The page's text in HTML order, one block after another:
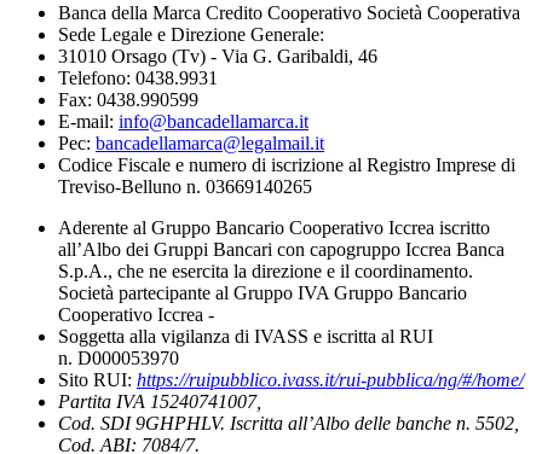
Banca della Marca Credito Cooperativo Società Cooperativa
Sede Legale e Direzione Generale:
31010 Orsago (Tv) - Via G. Garibaldi, 46
Telefono: 0438.9931
Fax: 0438.990599
E-mail: info@bancadellamarca.it
Pec: bancadellamarca@legalmail.it
Codice Fiscale e numero di iscrizione al Registro Imprese di
Treviso-Belluno n. 03669140265
Aderente al Gruppo Bancario Cooperativo Iccrea iscritto
all’Albo dei Gruppi Bancari con capogruppo Iccrea Banca
S.p.A., che ne esercita la direzione e il coordinamento.
Società partecipante al Gruppo IVA Gruppo Bancario
Cooperativo Iccrea -
Soggetta alla vigilanza di IVASS e iscritta al RUI
n. D000053970
Sito RUI: https://ruipubblico.ivass.it/rui-pubblica/ng/#/home/
Partita IVA 15240741007,
Cod. SDI 9GHPHLV. Iscritta all’Albo delle banche n. 5502,
Cod. ABI: 7084/7.